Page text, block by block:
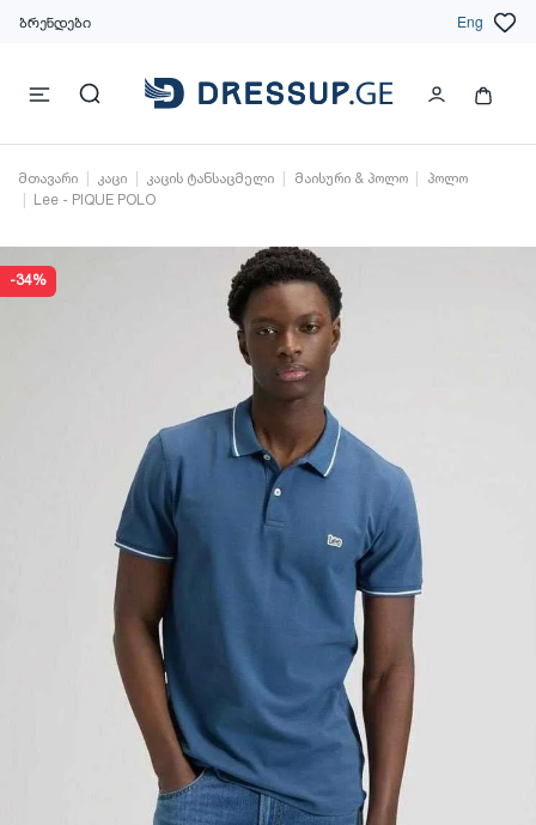
ბრენდები Eng
მთავარი კაცი კაცის ტანსაცმელი მაისური & პოლო
პოლო
Lee - PIQUE POLO
-34%